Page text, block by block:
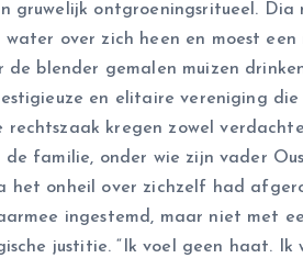
gruwelijk ontgroeningsritueel. Dia
over zich heen en moest een
de blender gemalen muizen
en elitaire vereniging
kregen zowel
familie, onder wie zijn vader
het onheil over zichzelf had
ingestemd, maar niet met
justitie. “Ik voel geen haat. Ik